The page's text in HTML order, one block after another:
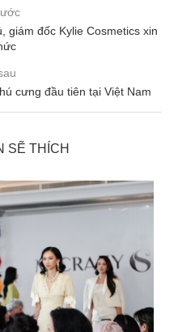
giám đốc Kylie Cosmetics xin
cưng đầu tiên tại Việt Nam
SẼ THÍCH